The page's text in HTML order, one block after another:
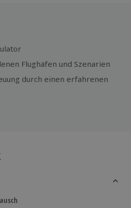
Flughäfen und Szenarien
durch einen erfahrenen